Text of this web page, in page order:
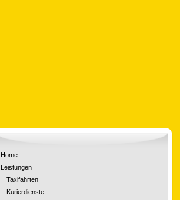
Home
Leistungen
Taxifahrten
Kurierdienste